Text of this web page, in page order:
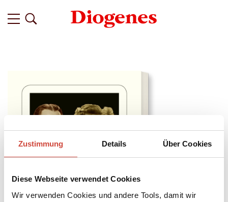
Zustimmung Details Über Cookies
Diese Webseite verwendet Cookies
Wir verwenden Cookies und andere Tools, damit wir